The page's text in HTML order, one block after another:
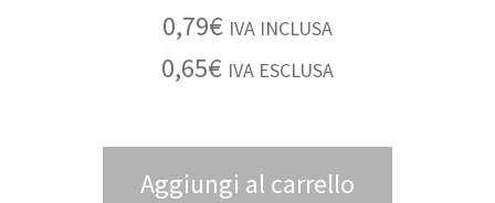
0,79€ IVA INCLUSA
0,65€ IVA ESCLUSA
Aggiungi al carrello